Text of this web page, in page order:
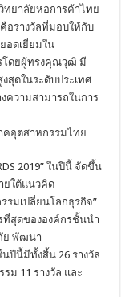
วิทยาลัยหอการค้าไทย
อรางวัลที่มอบให้กับ
อดเยี่ยมใน
โดยผู้ทรงคุณวุฒิ มี
สุดในระดับประเทศ
ความสามารถในการ
คอุตสาหกรรมไทย
2019” ในปีนี้ จัดขึ้น
ยใต้แนวคิด
รมเปลี่ยนโลกธุรกิจ”
ที่สุดขององค์กรชั้นนำ
ย พัฒนา
ปีนี้มีทั้งสิ้น 26 รางวัล
ม 11 รางวัล และ